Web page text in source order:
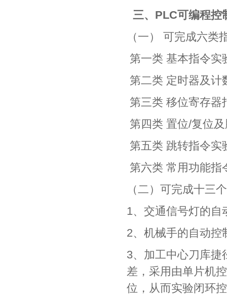
三、 PLC可编程控
（一） 可完成六类
第一类 基本指令实
第二类 定时器及计
第三类 移位寄存器
第四类 置位/复位
第五类 跳转指令实
第六类 常用功能指
（二）可完成十三
1、交通信号灯的自
2、机械手的自动控
3、加工中心刀库捷
差，采用由单片机
位，从而实验闭环